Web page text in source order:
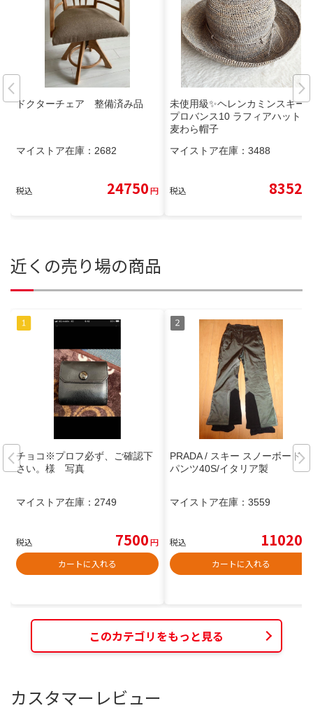
ドクターチェア 整備済み品
マイストア在庫： 2682
税込 24750円
未使用級✨ヘレンカミンスキー
プロバンス10 ラフィアハット
麦わら帽子
マイストア在庫： 3488
税込 8352
近くの売り場の商品
チョコ※プロフ必ず、ご確認下
さい。様 写真
マイストア在庫： 2749
税込 7500円
カートに入れる
PRADA / スキー スノーボード
パンツ40S/イタリア製
マイストア在庫： 3559
税込 11020
カートに入れる
このカテゴリをもっと見る
カスタマーレビュー